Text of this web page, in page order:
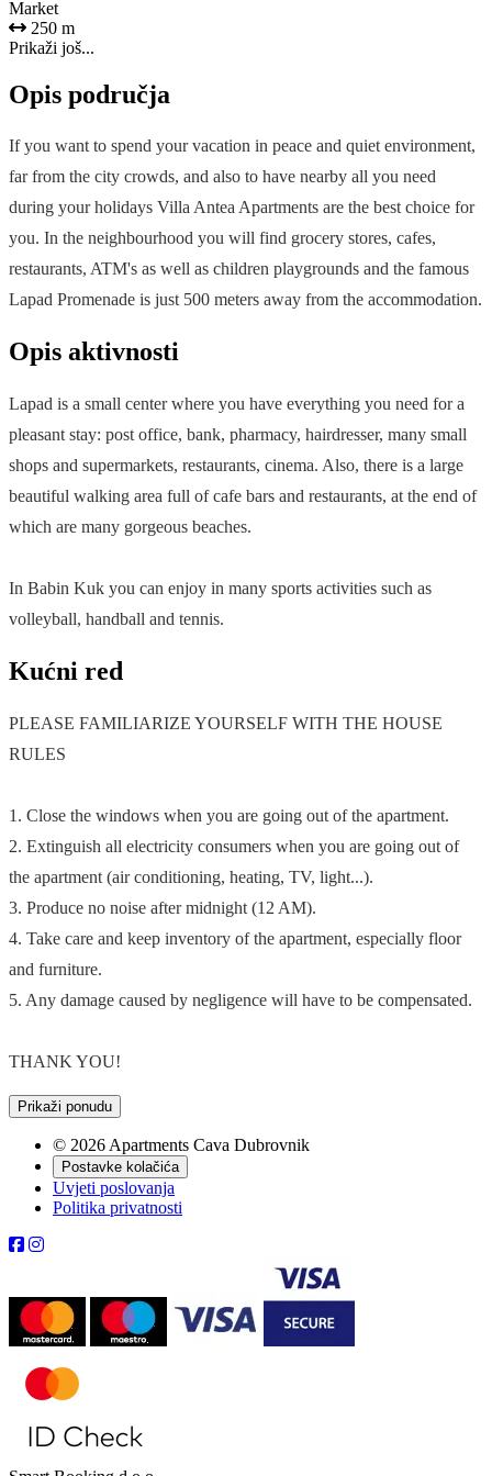
Market
250 m
Prikaži još...
Opis područja
If you want to spend your vacation in peace and quiet environment,
far from the city crowds, and also to have nearby all you need
during your holidays Villa Antea Apartments are the best choice for
you. In the neighbourhood you will find grocery stores, cafes,
restaurants, ATM's as well as children playgrounds and the famous
Lapad Promenade is just 500 meters away from the accommodation.
Opis aktivnosti
Lapad is a small center where you have everything you need for a
pleasant stay: post office, bank, pharmacy, hairdresser, many small
shops and supermarkets, restaurants, cinema. Also, there is a large
beautiful walking area full of cafe bars and restaurants, at the end of
which are many gorgeous beaches.
In Babin Kuk you can enjoy in many sports activities such as
volleyball, handball and tennis.
Kućni red
PLEASE FAMILIARIZE YOURSELF WITH THE HOUSE
RULES
1. Close the windows when you are going out of the apartment.
2. Extinguish all electricity consumers when you are going out of
the apartment (air conditioning, heating, TV, light...).
3. Produce no noise after midnight (12 AM).
4. Take care and keep inventory of the apartment, especially floor
and furniture.
5. Any damage caused by negligence will have to be compensated.
THANK YOU!
Prikaži ponudu
© 2026 Apartments Cava Dubrovnik
Postavke kolačića
Uvjeti poslovanja
Politika privatnosti